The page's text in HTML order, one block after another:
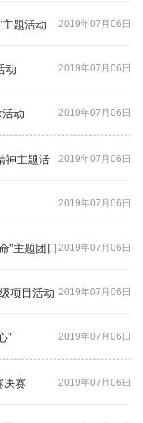
2019年07月06日
题活动
2019年07月06日
动
2019年07月06日
动
2019年07月06日
神主题活
2019年07月06日
2019年07月06日
”主题团日
2019年07月06日
项目活动
2019年07月06日
”
2019年07月06日
决赛